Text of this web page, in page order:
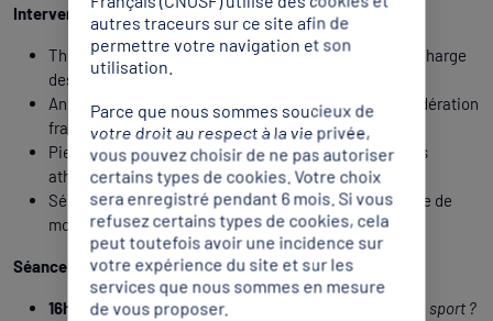
Intervenants (par ordre alphabétique) :
Thierry Braillard, avocat, ancien secrétaire d'État en charge
des sports.
Anne Grospeillet-Quintin, directrice générale de la Fédération
française de montagne et d'escalade
Pierre Houin, olympien, membre de la commission des
athlètes de haut niveau du CNOSF
Sébastien Poirier, président de la Fédération française de
motocyclisme et administrateur du CNOSF
Séance conclusive
16h10 – 16h30:Quelles perspectives pour les lois sur le sport ?
autres traceurs sur ce site afin de
permettre votre navigation et son
utilisation.
Parce que nous sommes soucieux de
votre droit au respect à la vie privée,
vous pouvez choisir de ne pas autoriser
certains types de cookies. Votre choix
sera enregistré pendant 6 mois. Si vous
refusez certains types de cookies, cela
peut toutefois avoir une incidence sur
votre expérience du site et sur les
services que nous sommes en mesure
de vous proposer.